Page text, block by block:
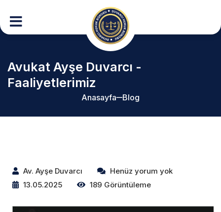
Avukat Ayşe Duvarcı -
Faaliyetlerimiz
Anasayfa Blog
Av. Ayşe Duvarcı
Henüz yorum yok
13.05.2025
189 Görüntüleme